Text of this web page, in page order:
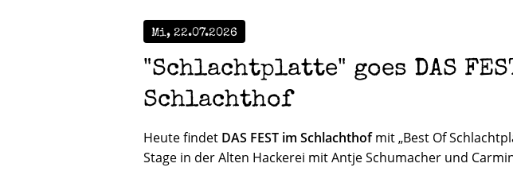
Mi, 22.07.2026
"Schlachtplatte" goes DAS
Schlachthof
Heute findet DAS FEST im Schlachthofmit „Best Of
Stage in der Alten Hackerei mit Antje Schumacher und